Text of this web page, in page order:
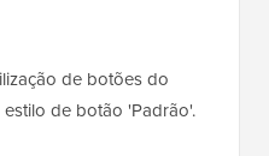
de botões do
de botão 'Padrão'.